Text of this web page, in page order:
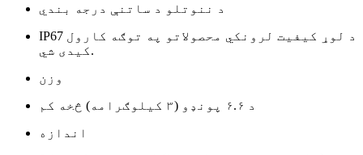
د ننوتلو د ساتنې درجه بندي
IP67 د لوړ کیفیت لرونکي محصولاتو په توګه کارول
کیدی شي.
وزن
د ۶.۶ پونډو (۳ کیلوګرامه) څخه کم
اندازه